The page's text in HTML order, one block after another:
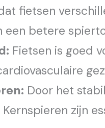
fietsen
betere
Fietsen is goed
Door het
zijn